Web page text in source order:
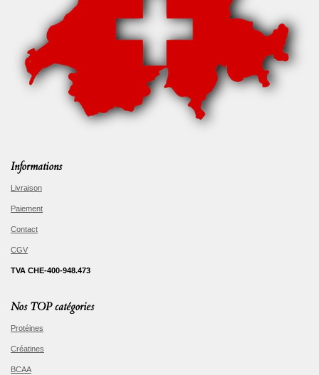
Informations
Livraison
Paiement
Contact
CGV
TVA CHE-400-948.473
Nos TOP catégories
Protéines
Créatines
BCAA